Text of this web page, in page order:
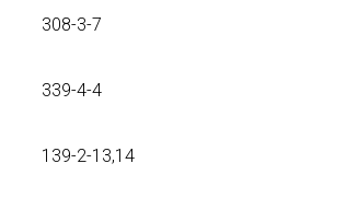
308-3-7
339-4-4
139-2-13,14